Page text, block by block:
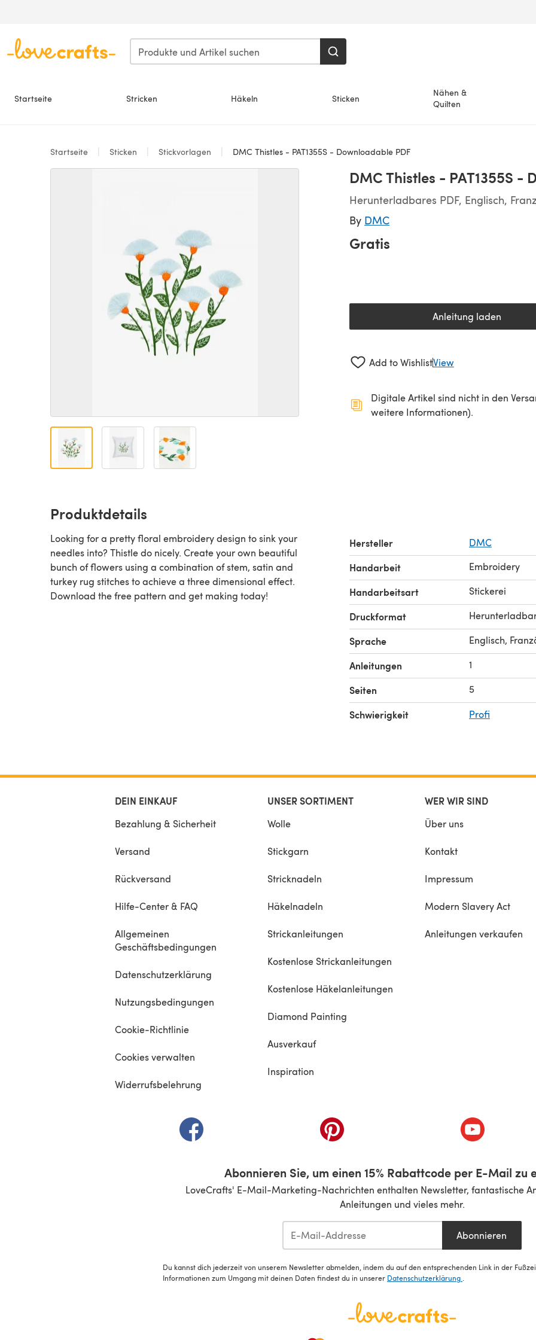
Startseite Stricken Häkeln Sticken
Nähen &
Quilten
Startseite Sticken Stickvorlagen DMC Thistles - PAT1355S - Downloadable PDF
DMC Thistles - PAT1355S -
Herunterladbares PDF, Englisch,
By DMC
Gratis
Anleitung laden
(öffnet sich in
Add to WishlistView
Digitale Artikel sind nicht in den
weitere Informationen).
Produktdetails
Looking for a pretty floral embroidery design to sink your
needles into? Thistle do nicely. Create your own beautiful
bunch of flowers using a combination of stem, satin and
turkey rug stitches to achieve a three dimensional effect.
Download the free pattern and get making today!
Hersteller DMC
Handarbeit Embroidery
Handarbeitsart Stickerei
Druckformat
Sprache Englisch,
Anleitungen 1
Seiten 5
Schwierigkeit Profi
DEIN EINKAUF
Bezahlung & Sicherheit
Versand
Rückversand
Hilfe-Center & FAQ
Allgemeinen
Geschäftsbedingungen
Datenschutzerklärung
Nutzungsbedingungen
Cookie-Richtlinie
Cookies verwalten
Widerrufsbelehrung
UNSER SORTIMENT
Wolle
Stickgarn
Stricknadeln
Häkelnadeln
Strickanleitungen
Kostenlose Strickanleitungen
Kostenlose Häkelanleitungen
Diamond Painting
Ausverkauf
Inspiration
WER WIR SIND
Über uns
Kontakt
Impressum
Modern Slavery Act
Anleitungen verkaufen
(öffnet sich in einem neuen Tab)(öffnet sich in einem neuen Tab)(öffnet sich in
Abonnieren Sie, um einen 15% Rabattcode per E-Mail zu
LoveCrafts' E-Mail-Marketing-Nachrichten enthalten Newsletter, fantastische
Anleitungen und vieles mehr.
Abonnieren
Du kannst dich jederzeit von unserem Newsletter abmelden, indem du auf den entsprechenden Link in der
Informationen zum Umgang mit deinen Daten findest du in unserer Datenschutzerklärung .